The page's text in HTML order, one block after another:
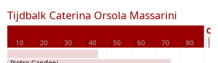
Tijdbalk Caterina Orsola Massarini
10 20 30 40 50 60 70 80